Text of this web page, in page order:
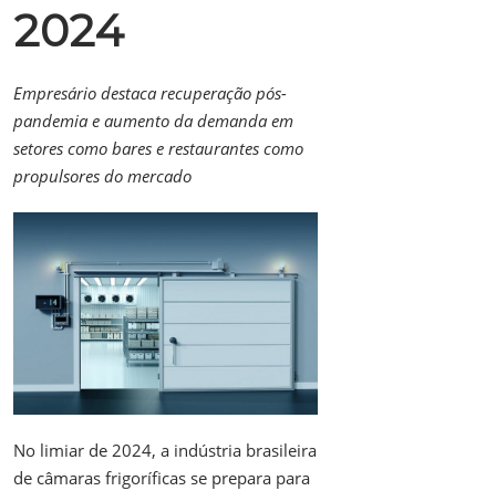
2024
Empresário destaca recuperação pós-
pandemia e aumento da demanda em
setores como bares e restaurantes como
propulsores do mercado
No limiar de 2024, a indústria brasileira
de câmaras frigoríficas se prepara para